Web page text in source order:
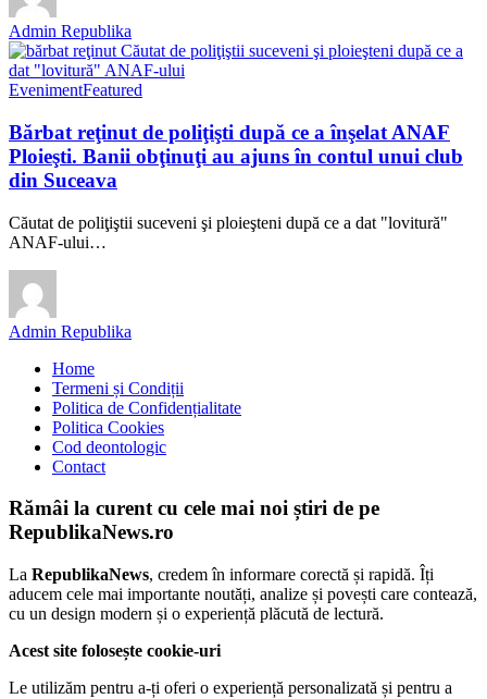
Admin Republika
EvenimentFeatured
Bărbat reţinut de poliţişti după ce a înşelat ANAF
Ploieşti. Banii obţinuţi au ajuns în contul unui club
din Suceava
Căutat de poliţiştii suceveni şi ploieşteni după ce a dat "lovitură"
ANAF-ului…
Admin Republika
Home
Termeni și Condiții
Politica de Confidențialitate
Politica Cookies
Cod deontologic
Contact
Rămâi la curent cu cele mai noi știri de pe
RepublikaNews.ro
La RepublikaNews, credem în informare corectă și rapidă. Îți
aducem cele mai importante noutăți, analize și povești care contează,
cu un design modern și o experiență plăcută de lectură.
Acest site folosește cookie-uri
Le utilizăm pentru a-ți oferi o experiență personalizată și pentru a